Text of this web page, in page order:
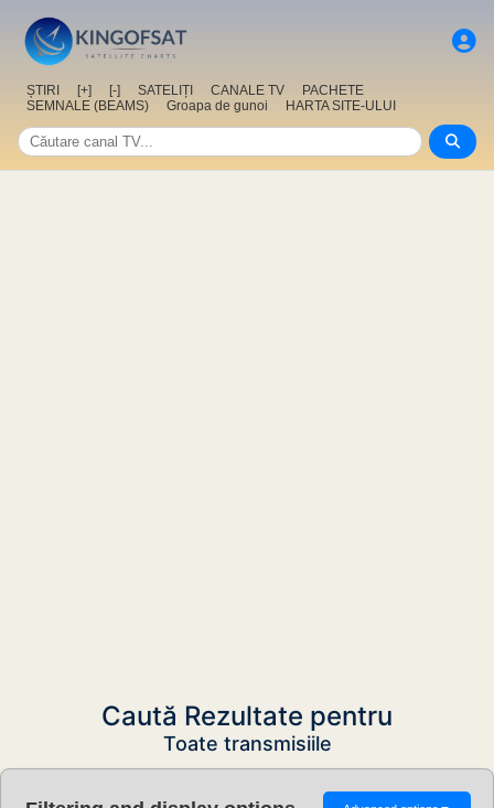
ȘTIRI [+] [-] SATELIȚI CANALE TV
PACHETE
SEMNALE (BEAMS)
Groapa de gunoi HARTA SITE-ULUI
Caută Rezultate pentru
Toate transmisiile